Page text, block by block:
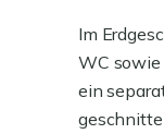
Im
WC sowie
ein